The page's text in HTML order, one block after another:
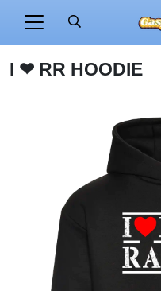
I ❤ RR HOODIE